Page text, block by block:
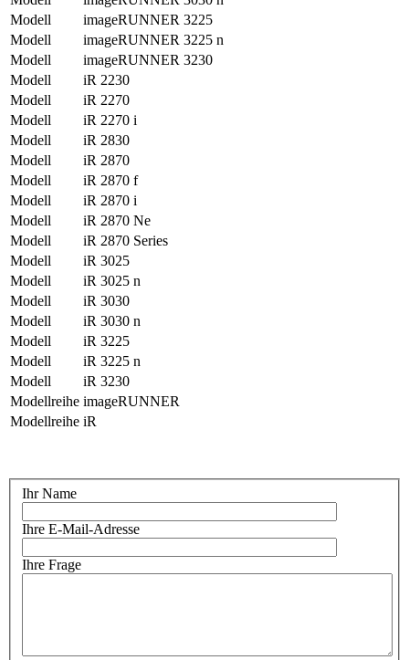
Modell
imageRUNNER 3225
Modell
imageRUNNER 3225 n
Modell
imageRUNNER 3230
Modell
iR 2230
Modell
iR 2270
Modell
iR 2270 i
Modell
iR 2830
Modell
iR 2870
Modell
iR 2870 f
Modell
iR 2870 i
Modell
iR 2870 Ne
Modell
iR 2870 Series
Modell
iR 3025
Modell
iR 3025 n
Modell
iR 3030
Modell
iR 3030 n
Modell
iR 3225
Modell
iR 3225 n
Modell
iR 3230
Modellreihe imageRUNNER
Modellreihe iR
Ihr Name
Ihre E-Mail-Adresse
Ihre Frage